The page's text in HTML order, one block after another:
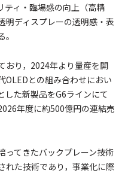
ティ・臨場感の向上（高精
明ディスプレーの透明感・表
おり，2024年より量産を開
OLEDとの組み合わせにおい
した新製品をG6ラインにて
年度に約500億円の連結売
ってきたバックプレーン技術
れた技術であり，事業化に際